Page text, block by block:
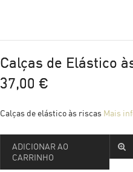
Calças de Elástico
37,00 €
Calças de elástico às riscas Mais
ADICIONAR AO
CARRINHO